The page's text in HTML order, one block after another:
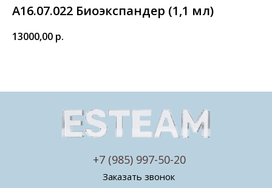
А16.07.022 Биоэкспандер (1,1 мл)
13000,00 р.
Заказать звонок
+7 (985) 997-50-20